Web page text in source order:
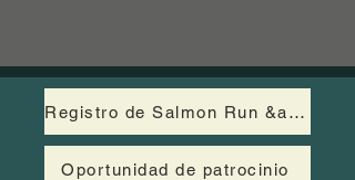
Registro de Salmon Run &amp; Fin Walk
Oportunidad de patrocinio